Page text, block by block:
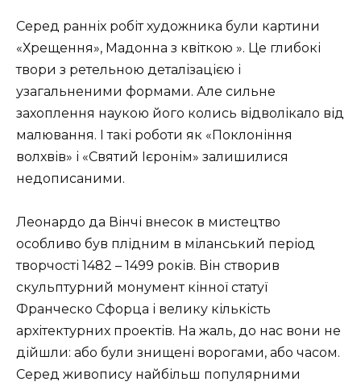
Серед ранніх робіт художника були картини
«Хрещення», Мадонна з квіткою ». Це глибокі
твори з ретельною деталізацією і
узагальненими формами. Але сильне
захоплення наукою його колись відволікало від
малювання. І такі роботи як «Поклоніння
волхвів» і «Святий Ієронім» залишилися
недописаними.
Леонардо да Вінчі внесок в мистецтво
особливо був плідним в міланський період
творчості 1482 – 1499 років. Він створив
скульптурний монумент кінної статуї
Франческо Сфорца і велику кількість
архітектурних проектів. На жаль, до нас вони не
дійшли: або були знищені ворогами, або часом.
Серед живопису найбільш популярними